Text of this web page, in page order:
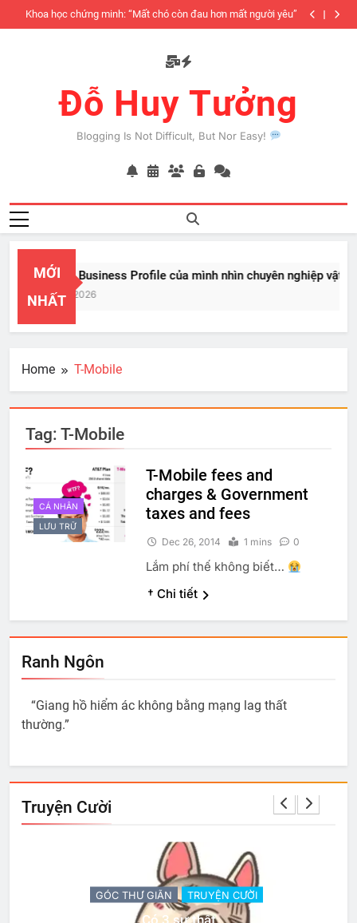
to
Khoa học chứng minh: “Mất chó còn đau hơn mất người yêu”
Đỗ Huy Tưởng
Blogging Is Not Difficult, But Nor Easy!
MỚI
NHẤT
PayPal Business Profile của mình nhìn chuyên nghiệp vật vã
Feb 22, 2026
Home T-Mobile
Ranh Ngôn
“Giang hồ hiểm ác không bằng mạng lag thất
thường.”
Truyện Cười
GÓC THƯ GIÃN TRUYỆN CƯỜI
Có 3 sự thật
Tag: T-Mobile
CÁ NHÂN
LƯU TRỮ
T-Mobile fees and
charges & Government
taxes and fees
Dec 26, 2014 1 mins 0
Lắm phí thế không biết…
† Chi tiết